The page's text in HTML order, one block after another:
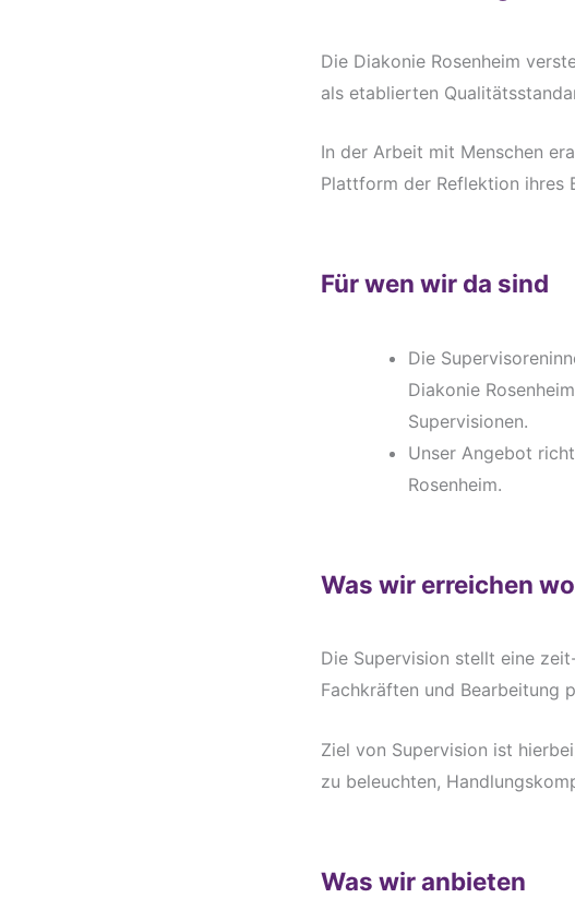
Die Diakonie Rosenheim
als etablierten
In der Arbeit mit Menschen
Plattform der Reflektion ihres
Für wen wir da sind
Die
Diakonie
Supervisionen.
Unser Angebot
Rosenheim.
Was wir erreichen
Die Supervision stellt eine
Fachkräften und Bearbeitung
Ziel von Supervision ist
zu beleuchten,
Was wir anbieten